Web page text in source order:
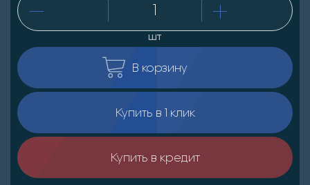
шт
В корзину
Купить в 1 клик
Купить в кредит